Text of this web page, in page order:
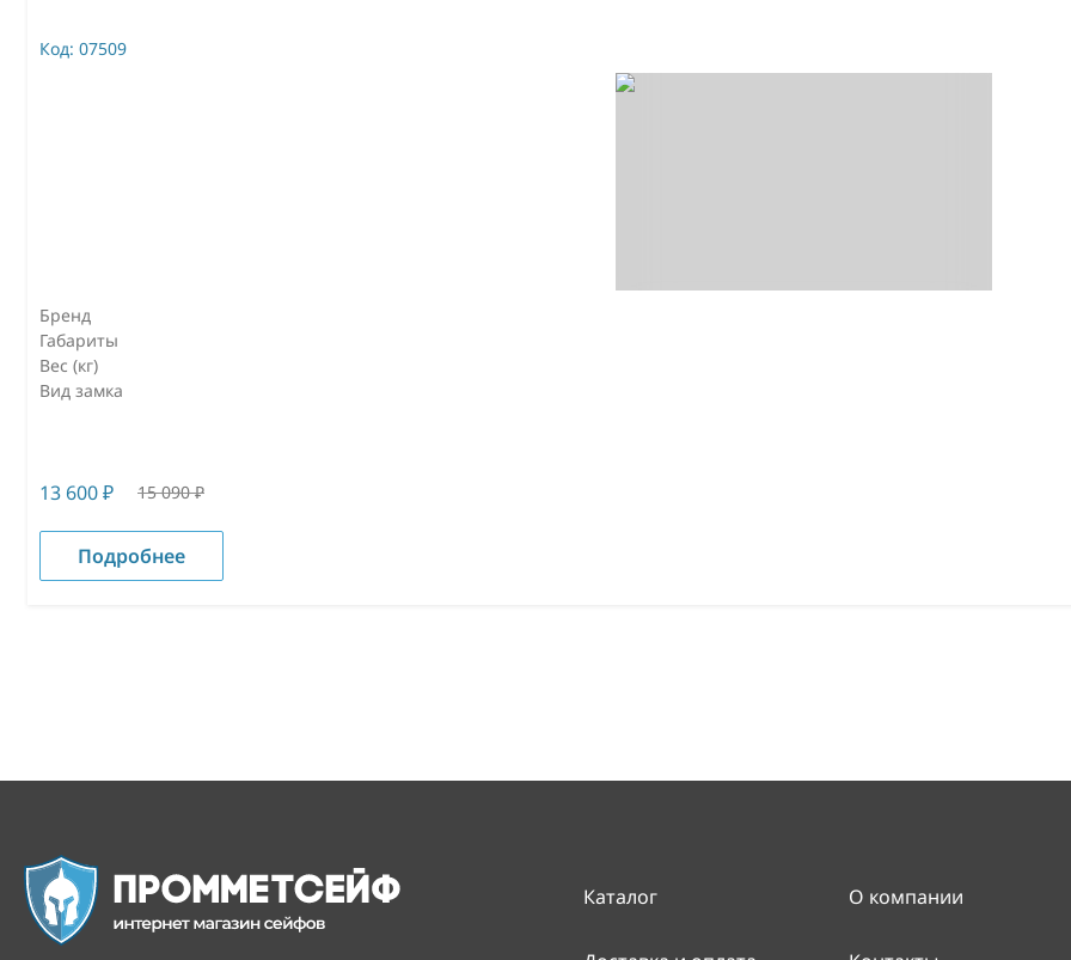
Код: 07509
Бренд
Габариты
Вес (кг)
Вид замка
13 600₽ 15 090₽
Подробнее
Каталог О компании